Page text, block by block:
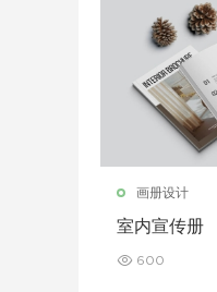
画册设计
室内宣传册
600